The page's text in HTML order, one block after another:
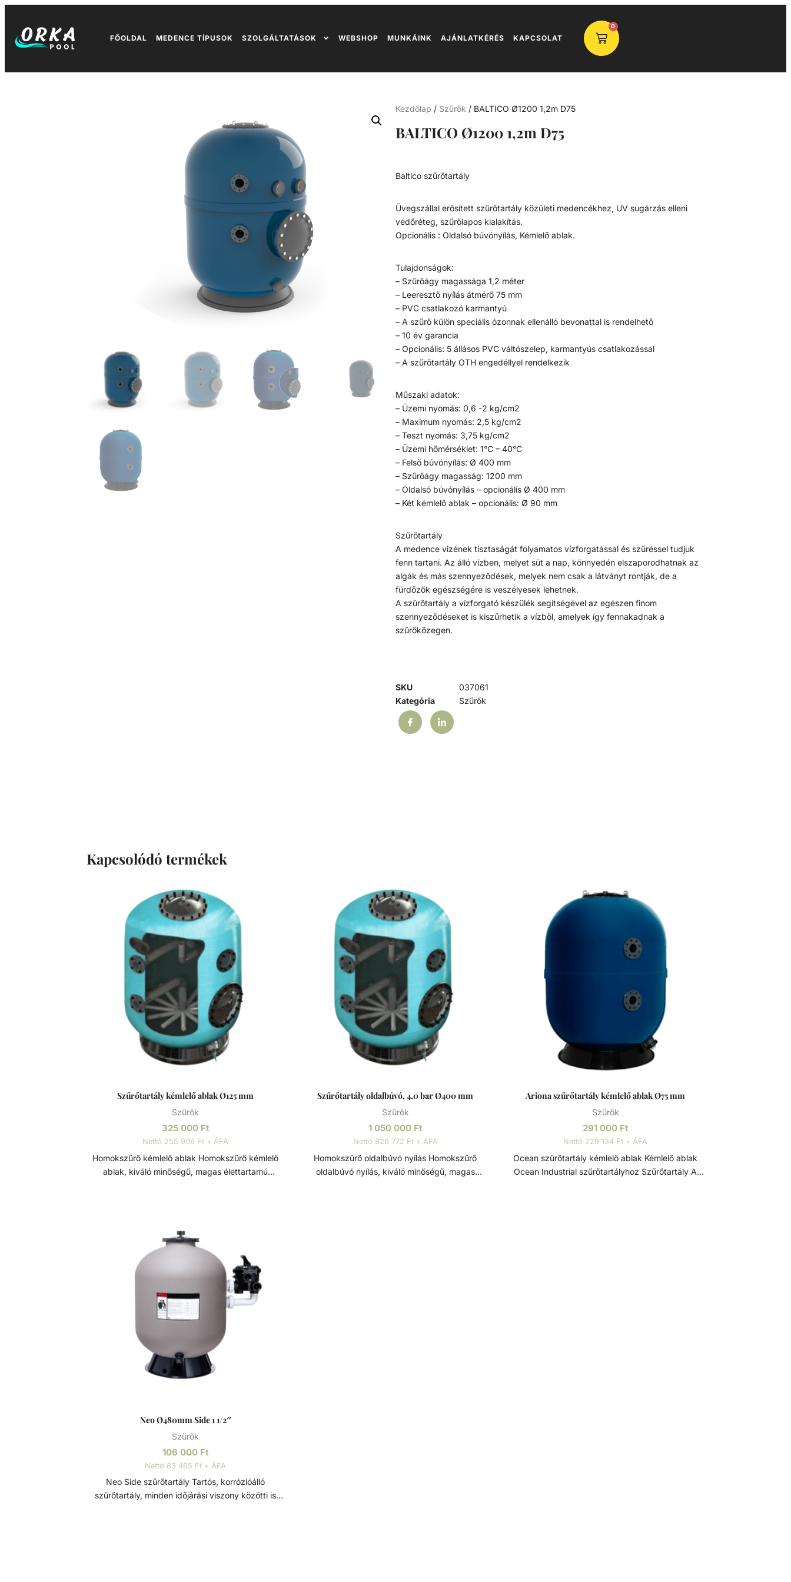
FŐOLDAL MEDENCE TÍPUSOK SZOLGÁLTATÁSOK WEBSHOP MUNKÁINK AJÁNLATKÉRÉS KAPCSOLAT
0
Kezdőlap / Szűrők / BALTICO Ø1200 1,2m D75
BALTICO Ø1200 1,2m D75
Baltico szűrőtartály
Üvegszállal erősített szűrőtartály közületi medencékhez, UV sugárzás elleni
védőréteg, szűrőlapos kialakítás.
Opcionális : Oldalsó búvónyílás, Kémlelő ablak.
Tulajdonságok:
– Szűrőágy magassága 1,2 méter
– Leeresztő nyílás átmérő 75 mm
– PVC csatlakozó karmantyú
– A szűrő külön speciális ózonnak ellenálló bevonattal is rendelhető
– 10 év garancia
– Opcionális: 5 állásos PVC váltószelep, karmantyús csatlakozással
– A szűrőtartály OTH engedéllyel rendelkezik
Műszaki adatok:
– Üzemi nyomás: 0,6 -2 kg/cm2
– Maximum nyomás: 2,5 kg/cm2
– Teszt nyomás: 3,75 kg/cm2
– Üzemi hőmérséklet: 1°C – 40°C
– Felső búvónyílás: Ø 400 mm
– Szűrőágy magasság: 1200 mm
– Oldalsó búvónyílás – opcionális Ø 400 mm
– Két kémlelő ablak – opcionális: Ø 90 mm
Szűrőtartály
A medence vizének tisztaságát folyamatos vízforgatással és szűréssel tudjuk
fenn tartani. Az álló vízben, melyet süt a nap, könnyedén elszaporodhatnak az
algák és más szennyeződések, melyek nem csak a látványt rontják, de a
fürdőzők egészségére is veszélyesek lehetnek.
A szűrőtartály a vízforgató készülék segítségével az egészen finom
szennyeződéseket is kiszűrhetik a vízből, amelyek így fennakadnak a
szűrőközegen.
SKU
037061
Kategória
Szűrők
Kapcsolódó termékek
Szűrőtartály kémlelő ablak Ø125 mm
Szűrők
325 000 Ft
Nettó 255 906 Ft + ÁFA
Homokszűrő kémlelő ablak Homokszűrő kémlelő
ablak, kiváló minőségű, magas élettartamú
könnyedén elszaporodhatnak az algák és más
szennyeződések, melyek nem csak a látványt
rontják, de a fürdőzők egészségére is veszélyesek
segítségével az egészen finom szennyeződéseket
is kiszűrhetik a vízből, amelyek így fennakadnak a
szűrőközegen.
Szűrőtartály oldalbúvó, 4,0 bar Ø400 mm
Szűrők
1 050 000 Ft
Nettó 826 772 Ft + ÁFA
Homokszűrő oldalbúvó nyílás Homokszűrő
oldalbúvó nyílás, kiváló minőségű, magas
Ariona szűrőtartály kémlelő ablak Ø75 mm
Szűrők
291 000 Ft
Nettó 229 134 Ft + ÁFA
Ocean szűrőtartály kémlelő ablak Kémlelő ablak
Ocean Industrial szűrőtartályhoz Szűrőtartály A
Neo Ø480mm Side 1 1/2″
Szűrők
106 000 Ft
Nettó 83 465 Ft + ÁFA
Neo Side szűrőtartály Tartós, korrózióálló
szűrőtartály, minden időjárási viszony közötti is